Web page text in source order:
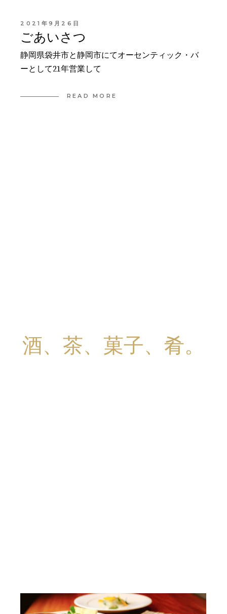
2021年9月26日
ごあいさつ
静岡県袋井市と静岡市にてオーセンティック・バ
ーとして21年営業して
READ MORE
酒、茶、菓子、肴。